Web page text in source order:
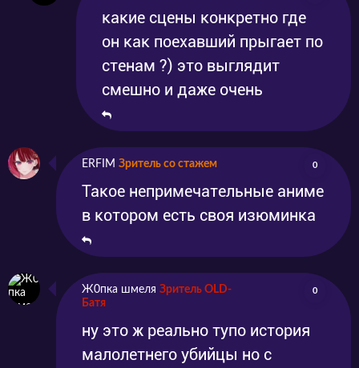
какие сцены конкретно где
он как поехавший прыгает по
стенам ?) это выглядит
смешно и даже очень
ERFIM Зритель со стажем 0
Такое непримечательные аниме
в котором есть своя изюминка
Ж0пка шмеля Зритель OLD-
Батя
0
ну это ж реально тупо история
малолетнего убийцы но с